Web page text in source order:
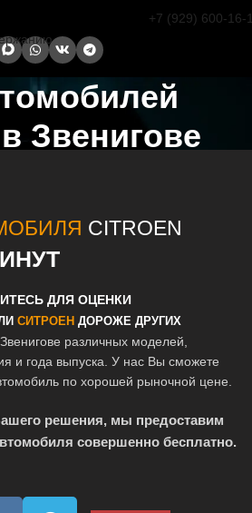
+7 (929) 600-16-
Звенигове
CITROEN
ДЛЯ ОЦЕНКИ
СИТРОЕН ДОРОЖЕ ДРУГИХ
различных моделей,
и года выпуска. У нас Вы сможете
по хорошей рыночной цене.
решения, мы предоставим
совершенно бесплатно.